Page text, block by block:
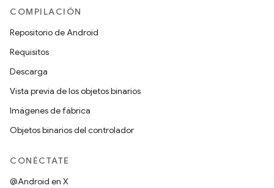
COMPILACIÓN
Repositorio de Android
Requisitos
Descarga
Vista previa de los objetos binarios
Imágenes de fábrica
Objetos binarios del controlador
CONÉCTATE
@Android en X